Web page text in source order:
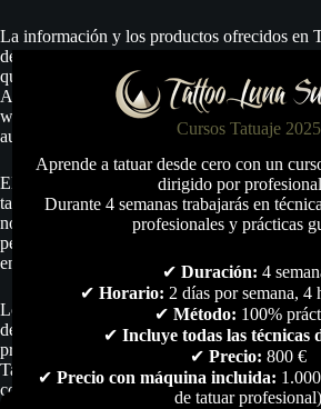
La información y los productos ofrecidos en
destinados exclusivamente a profesionales del
que cuenten con la formación adecuada para
Aunque procuramos que toda la información
web sea precisa y esté actualizada,
ausencia total de errores u omisiones.
El uso de tintas, agujas, máquinas y cualquier
tatuaje implica riesgos si no se emplean
no se hace responsable de daños, lesiones,
perjuicios derivados del uso inadecuado de
en la tienda.
Los clientes son responsables de cumplir con
de seguridad vigente en su país, así como de
productos son aptos para el uso que desean
Tattooluna no ofrece asesoramiento médico ni
con un profesional cualificado.
Cursos Tatuaje 2025
Aprende a tatuar desde cero con un
dirigido por
Durante 4 semanas trabajarás en
profesionales y prácticas
✔Duración: 4
✔Horario: 2 días por semana, 4
✔Método: 100%
✔Incluye todas las técnicas
✔Precio: 800 €
✔ Precio con máquina incluida:
de tatuar profesional)